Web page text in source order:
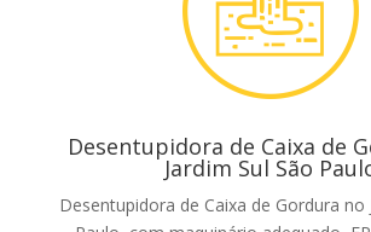
Desentupidora de Caixa de
Jardim Sul São
Desentupidora de Caixa de Gordura no